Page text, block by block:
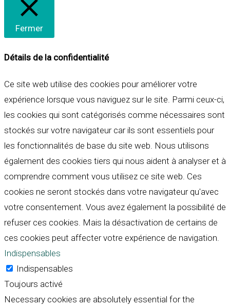
Fermer
Détails de la confidentialité
Ce site web utilise des cookies pour améliorer votre
expérience lorsque vous naviguez sur le site. Parmi ceux-ci,
les cookies qui sont catégorisés comme nécessaires sont
stockés sur votre navigateur car ils sont essentiels pour
les fonctionnalités de base du site web. Nous utilisons
également des cookies tiers qui nous aident à analyser et à
comprendre comment vous utilisez ce site web. Ces
cookies ne seront stockés dans votre navigateur qu'avec
votre consentement. Vous avez également la possibilité de
refuser ces cookies. Mais la désactivation de certains de
ces cookies peut affecter votre expérience de navigation.
Indispensables
Indispensables
Toujours activé
Necessary cookies are absolutely essential for the